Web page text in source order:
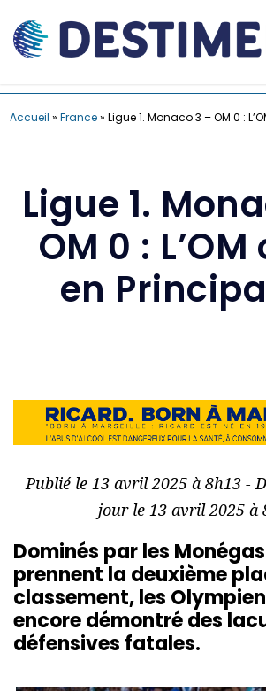
Accueil » France» Ligue 1. Monaco 3 – OM 0 :
Ligue 1.
OM 0 :
en
Publié le 13 avril 2025 à 8h13 -
jour le 13 avril 2025 à
Dominés par les
prennent la deuxième
classement, les
encore démontré des
défensives fatales.